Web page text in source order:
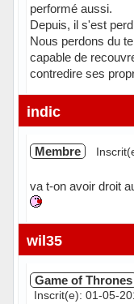
performé aussi.
Depuis, il s'est
Nous perdons du
capable de
contredire ses
Hors ligne
indic
Membre
va t-on avoir droit
Hors ligne
wil35
Game of Thrones
Inscrit(e): 01-05-